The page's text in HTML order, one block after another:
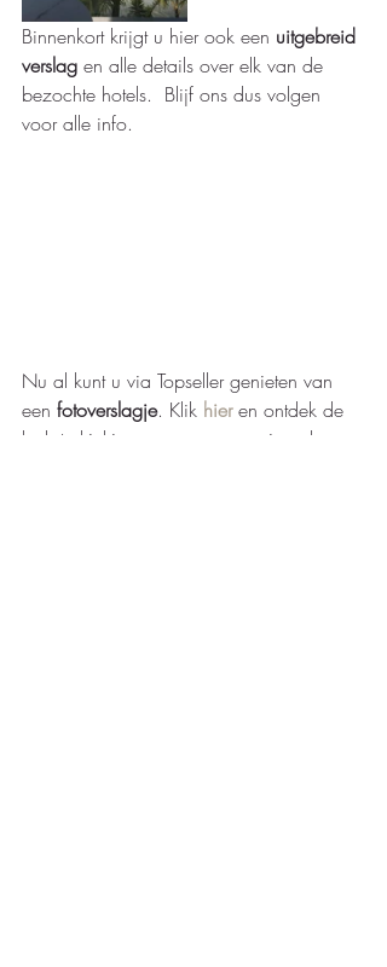
Binnenkort krijgt u hier ook een uitgebreid
verslag en alle details over elk van de
bezochte hotels.  Blijf ons dus volgen
voor alle info.
Nu al kunt u via Topseller genieten van
een fotoverslagje. Klik hier en ontdek de
leukste kiekjes van onze meereizende